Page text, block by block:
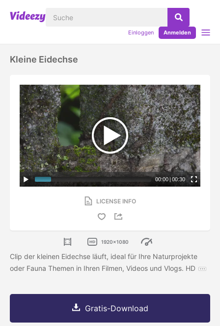
Einloggen Anmelden
Kleine Eidechse
00:00 | 00:30
LICENSE INFO
1920x1080
Clip der kleinen Eidechse läuft, ideal für Ihre Naturprojekte
oder Fauna Themen in Ihren Filmen, Videos und Vlogs. HD
Gratis-Download